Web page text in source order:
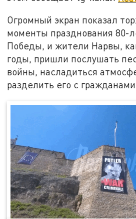
Огромный экран показал
моменты празднования 80-
Победы, и жители Нарвы,
годы, пришли послушать
войны, насладиться
разделить его с